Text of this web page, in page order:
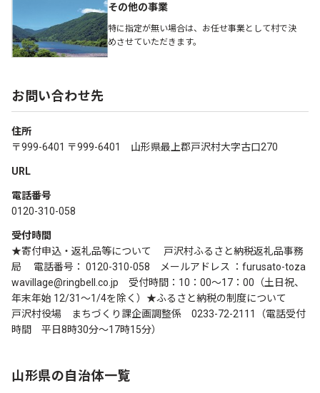
その他の事業
特に指定が無い場合は、お任せ事業として村で決
めさせていただきます。
お問い合わせ先
住所
〒999-6401 〒999-6401 山形県最上郡戸沢村大字古口270
URL
電話番号
0120-310-058
受付時間
★寄付申込・返礼品等について 戸沢村ふるさと納税返礼品事務
局 電話番号： 0120-310-058 メールアドレス ：furusato-toza
wavillage@ringbell.co.jp 受付時間：10：00～17：00（土日祝、
年末年始 12/31～1/4を除く）★ふるさと納税の制度について
戸沢村役場 まちづくり課企画調整係 0233-72-2111（電話受付
時間 平日8時30分～17時15分）
山形県の自治体一覧